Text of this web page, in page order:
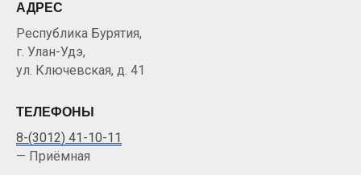
АДРЕС
Республика Бурятия,
г. Улан-Удэ,
ул. Ключевская, д. 41
ТЕЛЕФОНЫ
8-(3012) 41-10-11
— Приёмная